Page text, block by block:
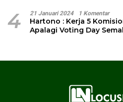
4 21 Januari 2024 1 Komentar
Hartono : Kerja 5
Apalagi Voting Day